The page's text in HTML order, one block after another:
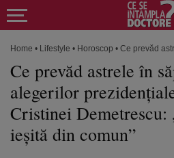
Home • Lifestyle • Horoscop • Ce prevăd
Ce prevăd astrele în
alegerilor
Cristinei
ieșită din comun”